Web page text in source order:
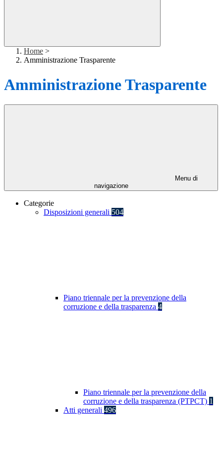
Home >
Amministrazione Trasparente
Amministrazione Trasparente
Menu di
navigazione
Categorie
Disposizioni generali 504
Piano triennale per la prevenzione della
corruzione e della trasparenza 4
Piano triennale per la prevenzione della
corruzione e della trasparenza (PTPCT) 1
Atti generali 496